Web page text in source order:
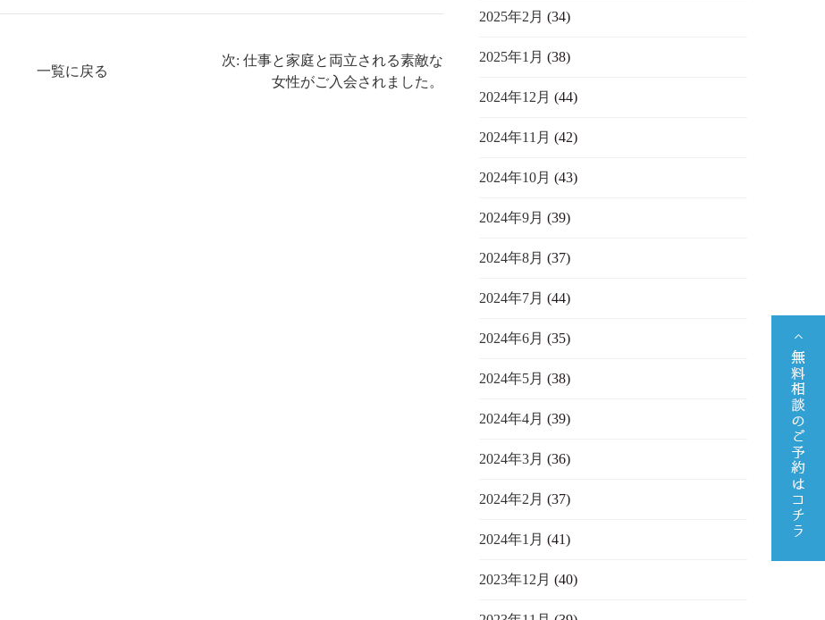
一覧に戻る
次: 仕事と家庭と両立される素敵な
女性がご入会されました。
2025年2月 (34)
2025年1月 (38)
2024年12月 (44)
2024年11月 (42)
2024年10月 (43)
2024年9月 (39)
2024年8月 (37)
2024年7月 (44)
2024年6月 (35)
2024年5月 (38)
2024年4月 (39)
2024年3月 (36)
2024年2月 (37)
2024年1月 (41)
2023年12月 (40)